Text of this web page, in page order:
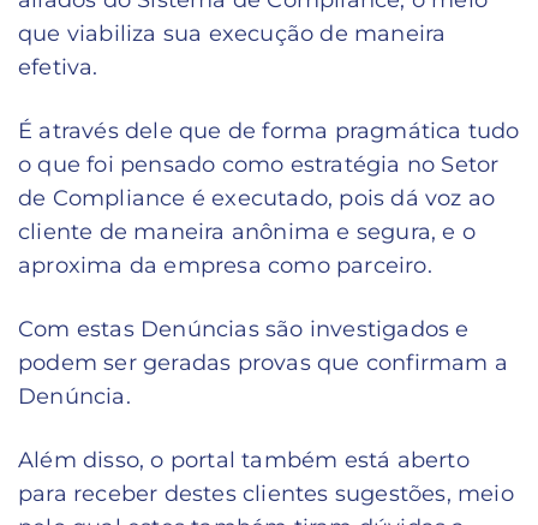
que viabiliza sua execução de maneira
efetiva.
É através dele que de forma pragmática tudo
o que foi pensado como estratégia no Setor
de Compliance é executado, pois dá voz ao
cliente de maneira anônima e segura, e o
aproxima da empresa como parceiro.
Com estas Denúncias são investigados e
podem ser geradas provas que confirmam a
Denúncia.
Além disso, o portal também está aberto
para receber destes clientes sugestões, meio